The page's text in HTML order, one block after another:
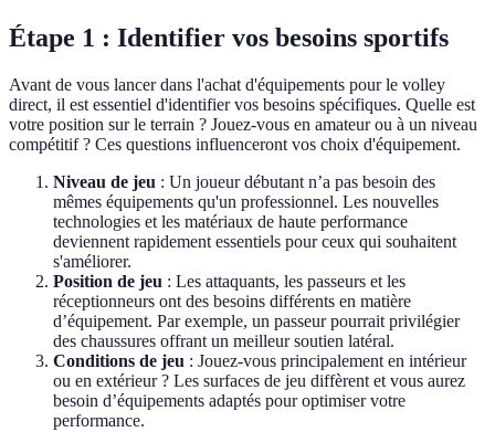
Étape 1 : Identifier vos besoins sportifs
Avant de vous lancer dans l'achat d'équipements pour le volley
direct, il est essentiel d'identifier vos besoins spécifiques. Quelle est
votre position sur le terrain ? Jouez-vous en amateur ou à un niveau
compétitif ? Ces questions influenceront vos choix d'équipement.
Niveau de jeu : Un joueur débutant n’a pas besoin des
mêmes équipements qu'un professionnel. Les nouvelles
technologies et les matériaux de haute performance
deviennent rapidement essentiels pour ceux qui souhaitent
s'améliorer.
Position de jeu : Les attaquants, les passeurs et les
réceptionneurs ont des besoins différents en matière
d’équipement. Par exemple, un passeur pourrait privilégier
des chaussures offrant un meilleur soutien latéral.
Conditions de jeu : Jouez-vous principalement en intérieur
ou en extérieur ? Les surfaces de jeu diffèrent et vous aurez
besoin d’équipements adaptés pour optimiser votre
performance.